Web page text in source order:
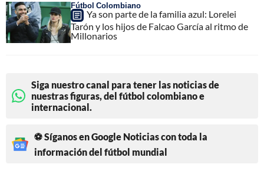
Fútbol Colombiano
Ya son parte de la familia azul: Lorelei
Tarón y los hijos de Falcao García al ritmo de
Millonarios
Siga nuestro canal para tener las noticias de
nuestras figuras, del fútbol colombiano e
internacional.
⚽ Síganos en Google Noticias con toda la
información del fútbol mundial